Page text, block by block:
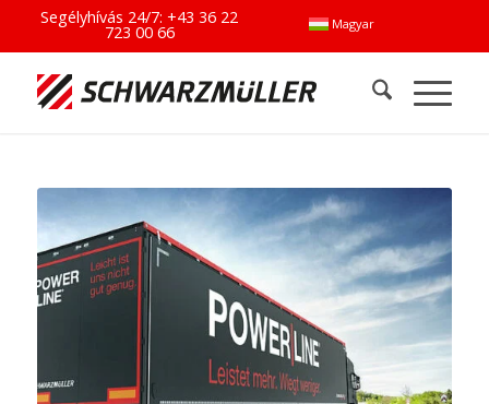
Magyar
Segélyhívás 24/7:+43 36 22
723 00 66